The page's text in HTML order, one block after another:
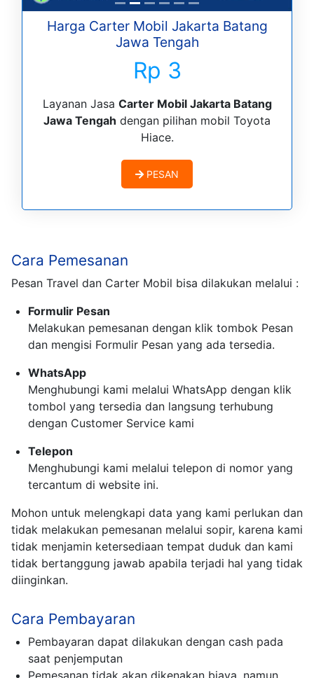
Harga Carter Mobil Jakarta Batang
Jawa Tengah
Rp 3
Layanan Jasa Carter Mobil Jakarta Batang
Jawa Tengah dengan pilihan mobil Toyota
Hiace.
PESAN
Cara Pemesanan
Pesan Travel dan Carter Mobil bisa dilakukan melalui :
Formulir Pesan
Melakukan pemesanan dengan klik tombok Pesan
dan mengisi Formulir Pesan yang ada tersedia.
WhatsApp
Menghubungi kami melalui WhatsApp dengan klik
tombol yang tersedia dan langsung terhubung
dengan Customer Service kami
Telepon
Menghubungi kami melalui telepon di nomor yang
tercantum di website ini.
Mohon untuk melengkapi data yang kami perlukan dan
tidak melakukan pemesanan melalui sopir, karena kami
tidak menjamin ketersediaan tempat duduk dan kami
tidak bertanggung jawab apabila terjadi hal yang tidak
diinginkan.
Cara Pembayaran
Pembayaran dapat dilakukan dengan cash pada
saat penjemputan